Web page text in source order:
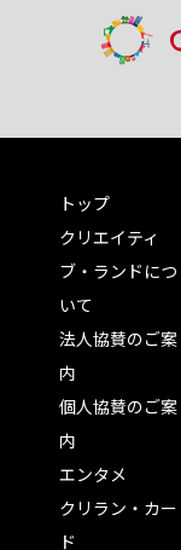
トップ
クリエイティ
ブ・ランドにつ
いて
法人協賛のご案
内
個人協賛のご案
内
エンタメ
クリラン・カー
ド